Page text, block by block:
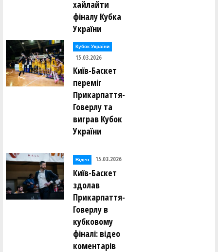
хайлайти
фіналу Кубка
України
Кубок України
15.03.2026
Київ-Баскет
переміг
Прикарпаття-
Говерлу та
виграв Кубок
України
Відео 15.03.2026
Київ-Баскет
здолав
Прикарпаття-
Говерлу в
кубковому
фіналі: відео
коментарів